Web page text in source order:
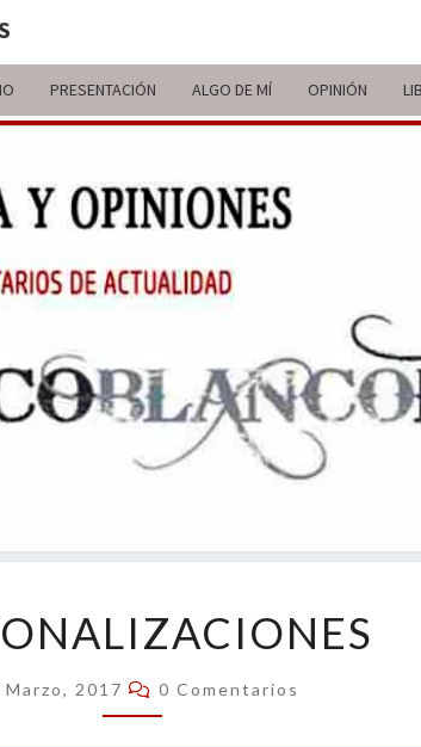
PRESENTACIÓN ALGO DE MÍ OPINIÓN
Marzo, 2017 Comentarios
0 Comentarios